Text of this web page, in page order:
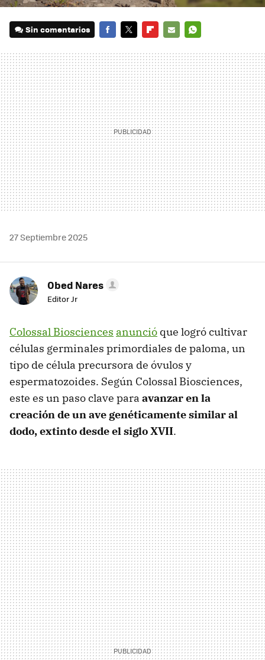
Sin comentarios
MAIL
27 Septiembre 2025
Obed Nares
Editor Jr
Colossal Biosciences anunció que logró cultivar
células germinales primordiales de paloma, un
tipo de célula precursora de óvulos y
espermatozoides. Según Colossal Biosciences,
este es un paso clave para avanzar en la
creación de un ave genéticamente similar al
dodo, extinto desde el siglo XVII.